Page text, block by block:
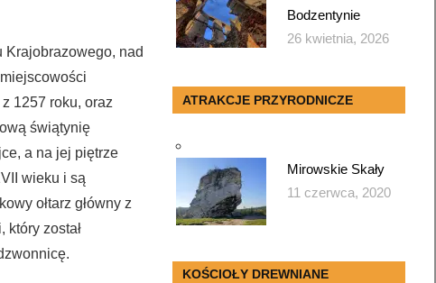
Krajobrazowego, nad
1257 roku, oraz
świątynię
a na jej piętrze
wieku i są
ołtarz główny z
który został
Bodzentynie
26 kwietnia, 2026
ATRAKCJE PRZYRODNICZE
Mirowskie Skały
11 czerwca, 2020
KOŚCIOŁY DREWNIANE